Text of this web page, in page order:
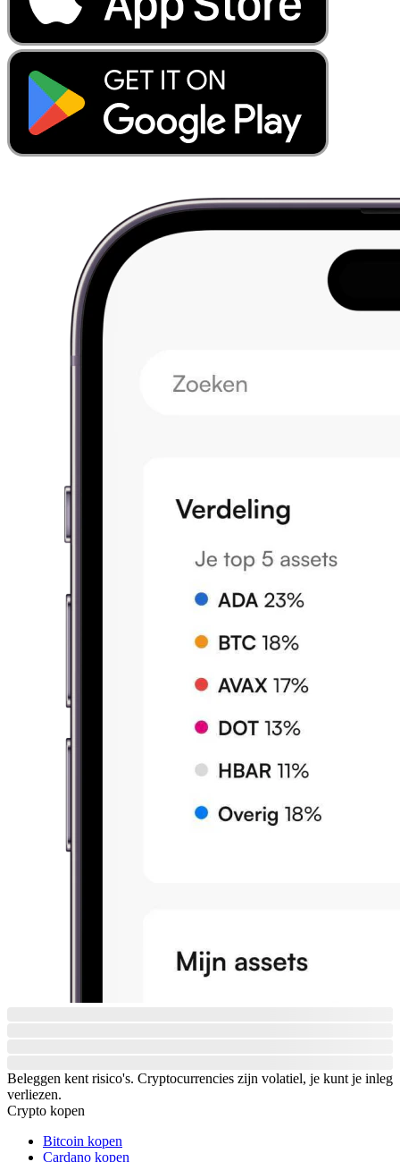
Beleggen kent risico's. Cryptocurrencies zijn volatiel, je kunt je inleg
verliezen.
Crypto kopen
Bitcoin kopen
Cardano kopen